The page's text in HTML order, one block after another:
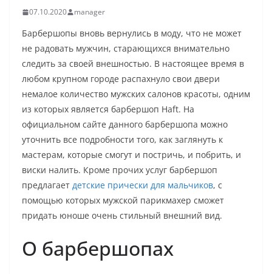
07.10.2020 manager
Барбершопы вновь вернулись в моду, что не может
не радовать мужчин, старающихся внимательно
следить за своей внешностью. В настоящее время в
любом крупном городе распахнуло свои двери
немалое количество мужских салонов красоты, одним
из которых является барбершоп Haft. На
официальном сайте данного барбершопа можно
уточнить все подробности того, как заглянуть к
мастерам, которые смогут и постричь, и побрить, и
виски налить. Кроме прочих услуг барбершоп
предлагает детские прически для мальчиков, с
помощью которых мужской парикмахер сможет
придать юноше очень стильный внешний вид.
О барбершопах